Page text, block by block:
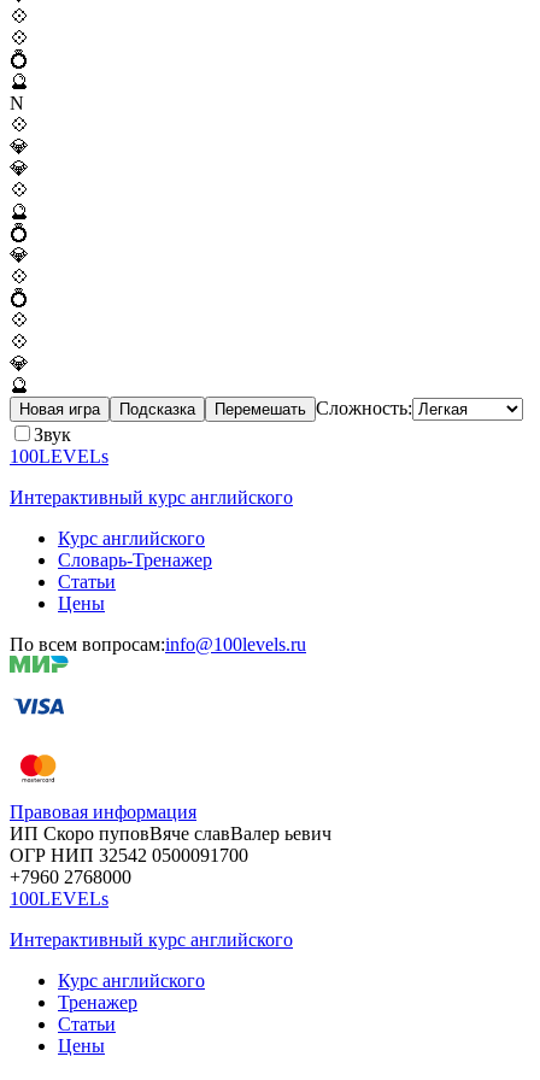
💠
💠
💍
🔮
N
💠
💎
💎
💠
🔮
💍
💎
💠
💍
💠
💠
💎
🔮
Новая игра Подсказка Перемешать Сложность:
Звук
100LEVELs
Интерактивный курс английского
Курс английского
Словарь-Тренажер
Статьи
Цены
По всем вопросам:info@100levels.ru
Правовая информация
ИП Скоро пуповВяче славВалер ьевич
ОГР НИП 32542 0500091700
+7960 2768000
100LEVELs
Интерактивный курс английского
Курс английского
Тренажер
Статьи
Цены